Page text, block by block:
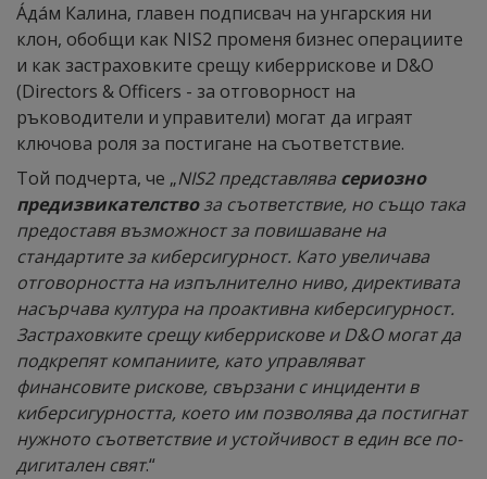
Áдáм Калина, главен подписвач на унгарския ни
клон, обобщи как NIS2 променя бизнес операциите
и как застраховките срещу киберрискове и D&O
(Directors & Officers - за отговорност на
ръководители и управители) могат да играят
ключова роля за постигане на съответствие.
Той подчерта, че „NIS2 представлява сериозно
предизвикателствоза съответствие, но също така
предоставя възможност за повишаване на
стандартите за киберсигурност. Като увеличава
отговорността на изпълнително ниво, директивата
насърчава култура на проактивна киберсигурност.
Застраховките срещу киберрискове и D&O могат да
подкрепят компаниите, като управляват
финансовите рискове, свързани с инциденти в
киберсигурността, което им позволява да постигнат
нужното съответствие и устойчивост в един все по-
дигитален свят.“